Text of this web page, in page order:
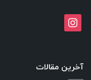
instagram
آخرین مقالات